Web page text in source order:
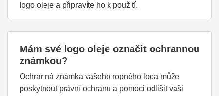
logo oleje a připravíte ho k použití.
Mám své logo oleje označit ochrannou
známkou?
Ochranná známka vašeho ropného loga může
poskytnout právní ochranu a pomoci odlišit vaši